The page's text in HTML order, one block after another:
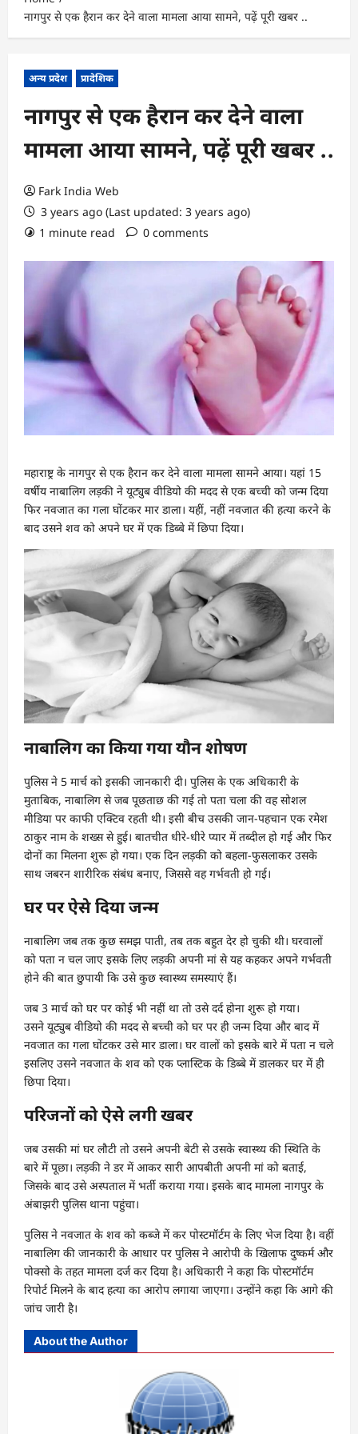
नागपुर से एक हैरान कर देने वाला मामला आया सामने, पढ़ें पूरी खबर ..
अन्य प्रदेश प्रादेशिक
नागपुर से एक हैरान कर देने वाला
मामला आया सामने, पढ़ें पूरी खबर ..
Fark India Web
3 years ago (Last updated: 3 years ago)
1 minute read
0 comments
महाराष्ट्र के नागपुर से एक हैरान कर देने वाला मामला सामने आया। यहां 15
वर्षीय नाबालिग लड़की ने यूट्युब वीडियो की मदद से एक बच्ची को जन्म दिया
फिर नवजात का गला घोंटकर मार डाला। यहीं, नहीं नवजात की हत्या करने के
बाद उसने शव को अपने घर में एक डिब्बे में छिपा दिया।
नाबालिग का किया गया यौन शोषण
पुलिस ने 5 मार्च को इसकी जानकारी दी। पुलिस के एक अधिकारी के
मुताबिक, नाबालिग से जब पूछताछ की गई तो पता चला की वह सोशल
मीडिया पर काफी एक्टिव रहती थी। इसी बीच उसकी जान-पहचान एक रमेश
ठाकुर नाम के शख्स से हुई। बातचीत धीरे-धीरे प्यार में तब्दील हो गई और फिर
दोनों का मिलना शुरू हो गया। एक दिन लड़की को बहला-फुसलाकर उसके
साथ जबरन शारीरिक संबंध बनाए, जिससे वह गर्भवती हो गई।
घर पर ऐसे दिया जन्म
नाबालिग जब तक कुछ समझ पाती, तब तक बहुत देर हो चुकी थी। घरवालों
को पता न चल जाए इसके लिए लड़की अपनी मां से यह कहकर अपने गर्भवती
होने की बात छुपायी कि उसे कुछ स्वास्थ्य समस्याएं हैं।
जब 3 मार्च को घर पर कोई भी नहीं था तो उसे दर्द होना शुरू हो गया।
उसने यूट्युब वीडियो की मदद से बच्ची को घर पर ही जन्म दिया और बाद में
नवजात का गला घोंटकर उसे मार डाला। घर वालों को इसके बारे में पता न चले
इसलिए उसने नवजात के शव को एक प्लास्टिक के डिब्बे में डालकर घर में ही
छिपा दिया।
परिजनों को ऐसे लगी खबर
जब उसकी मां घर लौटी तो उसने अपनी बेटी से उसके स्वास्थ्य की स्थिति के
बारे में पूछा। लड़की ने डर में आकर सारी आपबीती अपनी मां को बताई,
जिसके बाद उसे अस्पताल में भर्ती कराया गया। इसके बाद मामला नागपुर के
अंबाझरी पुलिस थाना पहुंचा।
पुलिस ने नवजात के शव को कब्जे में कर पोस्टमॉर्टम के लिए भेज दिया है। वहीं
नाबालिग की जानकारी के आधार पर पुलिस ने आरोपी के खिलाफ दुष्कर्म और
पोक्सो के तहत मामला दर्ज कर दिया है। अधिकारी ने कहा कि पोस्टमॉर्टम
रिपोर्ट मिलने के बाद हत्या का आरोप लगाया जाएगा। उन्होंने कहा कि आगे की
जांच जारी है।
About the Author